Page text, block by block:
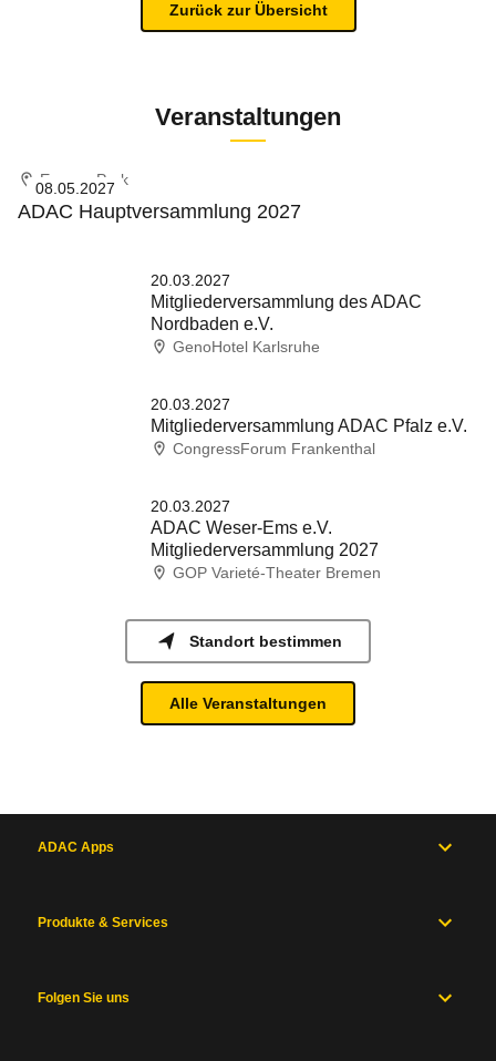
Zurück zur Übersicht
Veranstaltungen
08.05.2027
Europa-Park
ADAC Hauptversammlung 2027
20.03.2027
GenoHotel Karlsruhe
Mitgliederversammlung des ADAC
Nordbaden e.V.
20.03.2027
CongressForum Frankenthal
Mitgliederversammlung ADAC Pfalz e.V.
20.03.2027
GOP Varieté-Theater Bremen
ADAC Weser-Ems e.V.
Mitgliederversammlung 2027
Standort bestimmen
Alle Veranstaltungen
ADAC Apps
Produkte & Services
Folgen Sie uns